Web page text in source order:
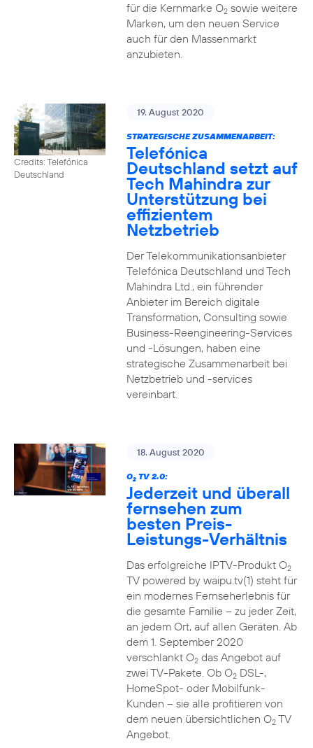
für die Kernmarke O2sowie weitere
Marken, um den neuen Service
auch für den Massenmarkt
anzubieten.
Credits: Telefónica
Deutschland
19. August 2020
STRATEGISCHE ZUSAMMENARBEIT:
Telefónica
Deutschland setzt auf
Tech Mahindra zur
Unterstützung bei
effizientem
Netzbetrieb
Der Telekommunikationsanbieter
Telefónica Deutschland und Tech
Mahindra Ltd., ein führender
Anbieter im Bereich digitale
Transformation, Consulting sowie
Business-Reengineering-Services
und -Lösungen, haben eine
strategische Zusammenarbeit bei
Netzbetrieb und -services
vereinbart.
18. August 2020
O2TV 2.0:
Jederzeit und überall
fernsehen zum
besten Preis-
Leistungs-Verhältnis
Das erfolgreiche IPTV-Produkt O2
TV powered by waipu.tv(1) steht für
ein modernes Fernseherlebnis für
die gesamte Familie – zu jeder Zeit,
an jedem Ort, auf allen Geräten. Ab
dem 1. September 2020
verschlankt O2das Angebot auf
zwei TV-Pakete. Ob O2DSL-,
HomeSpot- oder Mobilfunk-
Kunden – sie alle profitieren von
dem neuen übersichtlichen O2TV
Angebot.